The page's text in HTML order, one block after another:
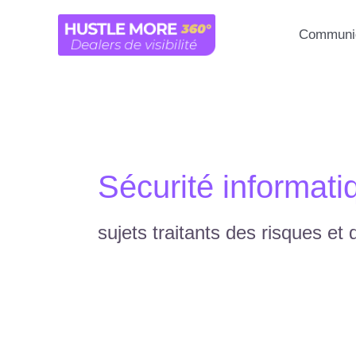
Sécurité
sujets traitants des risques et